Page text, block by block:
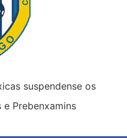
suspendense os
Prebenxamins